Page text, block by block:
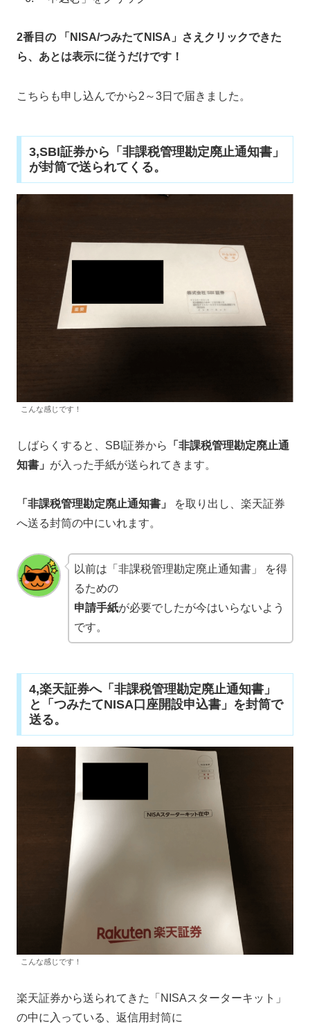
2番目の 「NISA/つみたてNISA」さえクリックできた
ら、あとは表示に従うだけです！
こちらも申し込んでから2～3日で届きました。
3,SBI証券から「非課税管理勘定廃止通知書」
が封筒で送られてくる。
こんな感じです！
しばらくすると、SBI証券から
「非課税管理勘定廃止通
知書」 が入った手紙が送られてきます。
「非課税管理勘定廃止通知書」
を取り出し、楽天証券
へ送る封筒の中にいれます。
以前は「非課税管理勘定廃止通知書」 を得
るための
申請手紙が必要でしたが今はいらないよう
です。
4,楽天証券へ「非課税管理勘定廃止通知書」
と「つみたてNISA口座開設申込書」を封筒で
送る。
こんな感じです！
楽天証券から送られてきた「NISAスターターキット」
の中に入っている、返信用封筒に